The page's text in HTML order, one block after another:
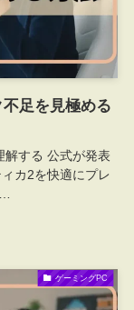
足を見極める
解する 公式が発表
カ2を快適にプレ
ゲーミングPC